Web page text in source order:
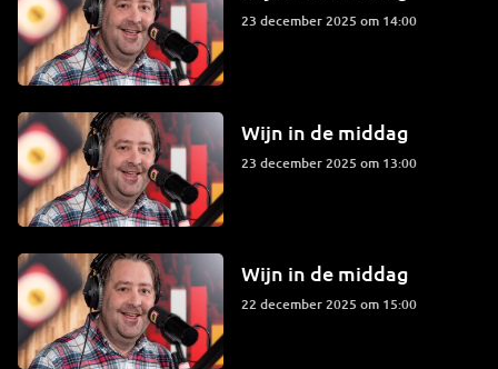
23 december 2025 om 14:00
Wijn in de middag
23 december 2025 om 13:00
Wijn in de middag
22 december 2025 om 15:00